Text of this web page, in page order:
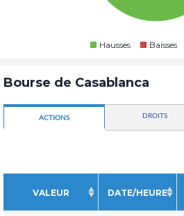
Hausses Baisses
Bourse de Casablanca
ACTIONS DROITS
VALEUR DATE/HEURE